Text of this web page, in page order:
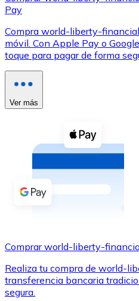
Ver todo
Efectivo
Compra criptomonedas
Transferencia SEPA
Comprar con
Comprar con tarjeta
Tienda - Tarjetas regalo
Nuevo
Pay
Compra world-liberty-
móvil. Con Apple Pay o
toque para pagar de forma
Ver más
Comprar world-liberty-
Realiza tu compra de world-
transferencia bancaria
segura.